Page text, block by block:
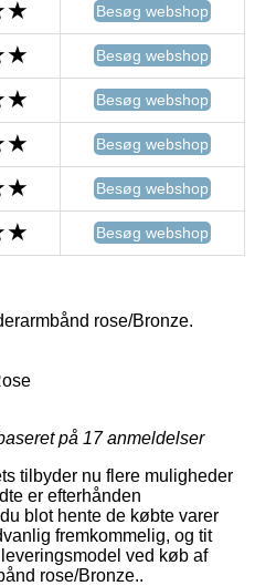
Besøg webshop
Besøg webshop
Besøg webshop
Besøg webshop
Besøg webshop
Besøg webshop
rose/Bronze.
på 17anmeldelser
tilbyder nu flere muligheder
er efterhånden
blot hente de købte varer
fremkommelig, og tit
ved køb af
rose/Bronze..